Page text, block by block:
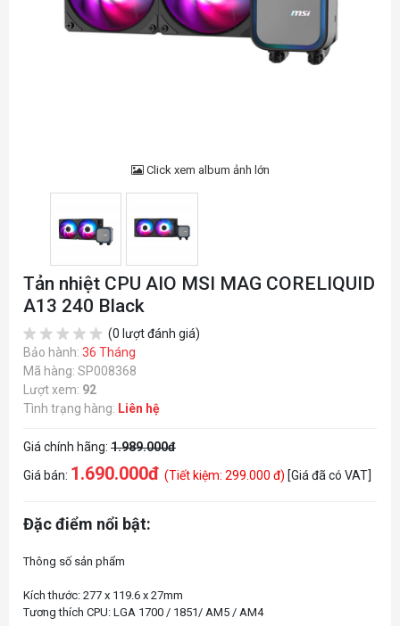
Click xem album ảnh lớn
Tản nhiệt CPU AIO MSI MAG CORELIQUID
A13 240 Black
(0 lượt đánh giá)
Bảo hành: 36 Tháng
Mã hàng: SP008368
Lượt xem: 92
Tình trạng hàng: Liên hệ
Giá chính hãng: 1.989.000đ
Giá bán: 1.690.000đ (Tiết kiệm: 299.000 đ) [Giá đã có VAT]
Đặc điểm nổi bật:
Thông số sản phẩm
Kích thước: 277 x 119.6 x 27mm
Tương thích CPU: LGA 1700 / 1851/ AM5 / AM4